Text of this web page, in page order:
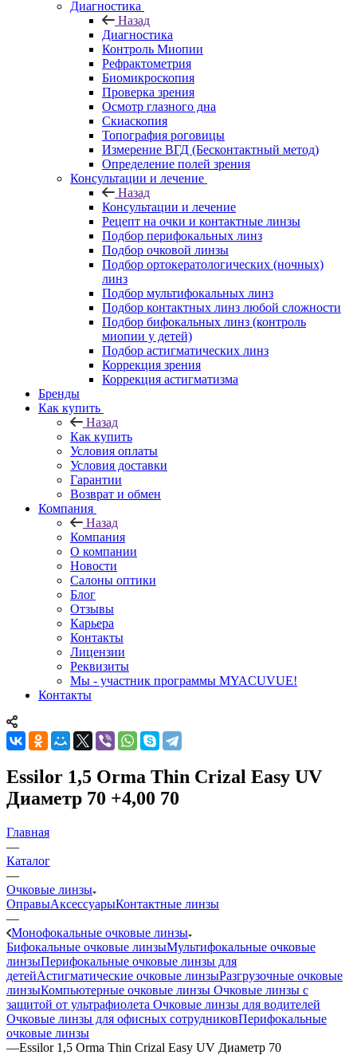
Диагностика
Назад
Диагностика
Контроль Миопии
Рефрактометрия
Биомикроскопия
Проверка зрения
Осмотр глазного дна
Скиаскопия
Топография роговицы
Измерение ВГД (Бесконтактный метод)
Определение полей зрения
Консультации и лечение
Назад
Консультации и лечение
Рецепт на очки и контактные линзы
Подбор перифокальных линз
Подбор очковой линзы
Подбор ортокератологических (ночных)
линз
Подбор мультифокальных линз
Подбор контактных линз любой сложности
Подбор бифокальных линз (контроль
миопии у детей)
Подбор астигматических линз
Коррекция зрения
Коррекция астигматизма
Бренды
Как купить
Назад
Как купить
Условия оплаты
Условия доставки
Гарантии
Возврат и обмен
Компания
Назад
Компания
О компании
Новости
Салоны оптики
Блог
Отзывы
Карьера
Контакты
Лицензии
Реквизиты
Мы - участник программы MYACUVUE!
Контакты
Essilor 1,5 Orma Thin Crizal Easy UV
Диаметр 70 +4,00 70
Главная
—
Каталог
—
Очковые линзы
ОправыАксессуарыКонтактные линзы
—
Монофокальные очковые линзы
Бифокальные очковые линзыМультифокальные очковые
линзыПерифокальные очковые линзы для
детейАстигматические очковые линзыРазгрузочные очковые
линзыКомпьютерные очковые линзы Очковые линзы с
защитой от ультрафиолета Очковые линзы для водителей
Очковые линзы для офисных сотрудниковПерифокальные
очковые линзы
—Essilor 1,5 Orma Thin Crizal Easy UV Диаметр 70